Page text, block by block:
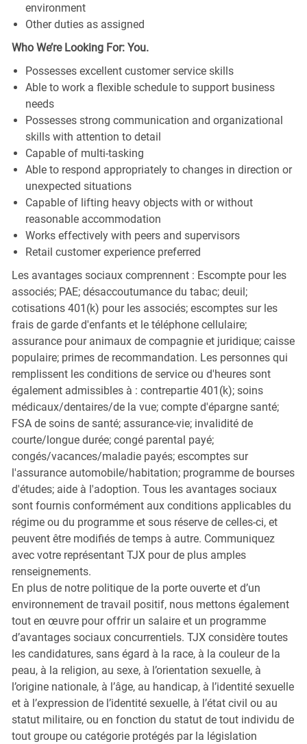
environment
Other duties as assigned
Who We’re Looking For: You.
Possesses excellent customer service skills
Able to work a flexible schedule to support business
needs
Possesses strong communication and organizational
skills with attention to detail
Capable of multi-tasking
Able to respond appropriately to changes in direction or
unexpected situations
Capable of lifting heavy objects with or without
reasonable accommodation
Works effectively with peers and supervisors
Retail customer experience preferred
Les avantages sociaux comprennent : Escompte pour les
associés; PAE; désaccoutumance du tabac; deuil;
cotisations 401(k) pour les associés; escomptes sur les
frais de garde d'enfants et le téléphone cellulaire;
assurance pour animaux de compagnie et juridique; caisse
populaire; primes de recommandation. Les personnes qui
remplissent les conditions de service ou d'heures sont
également admissibles à : contrepartie 401(k); soins
médicaux/dentaires/de la vue; compte d'épargne santé;
FSA de soins de santé; assurance-vie; invalidité de
courte/longue durée; congé parental payé;
congés/vacances/maladie payés; escomptes sur
l'assurance automobile/habitation; programme de bourses
d'études; aide à l'adoption. Tous les avantages sociaux
sont fournis conformément aux conditions applicables du
régime ou du programme et sous réserve de celles-ci, et
peuvent être modifiés de temps à autre. Communiquez
avec votre représentant TJX pour de plus amples
renseignements.
En plus de notre politique de la porte ouverte et d’un
environnement de travail positif, nous mettons également
tout en œuvre pour offrir un salaire et un programme
d’avantages sociaux concurrentiels. TJX considère toutes
les candidatures, sans égard à la race, à la couleur de la
peau, à la religion, au sexe, à l’orientation sexuelle, à
l’origine nationale, à l’âge, au handicap, à l’identité sexuelle
et à l’expression de l’identité sexuelle, à l’état civil ou au
statut militaire, ou en fonction du statut de tout individu de
tout groupe ou catégorie protégés par la législation